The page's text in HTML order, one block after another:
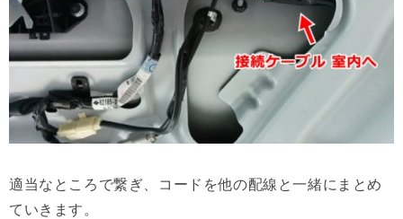
適当なところで繋ぎ、コードを他の配線と一緒にまとめ
ていきます。